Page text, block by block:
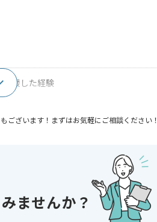
支援した経験
ございます！まずはお気軽にご相談ください！
ませんか？